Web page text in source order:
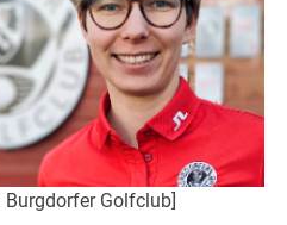
Burgdorfer Golfclub]